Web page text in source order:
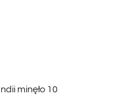
minęło 10